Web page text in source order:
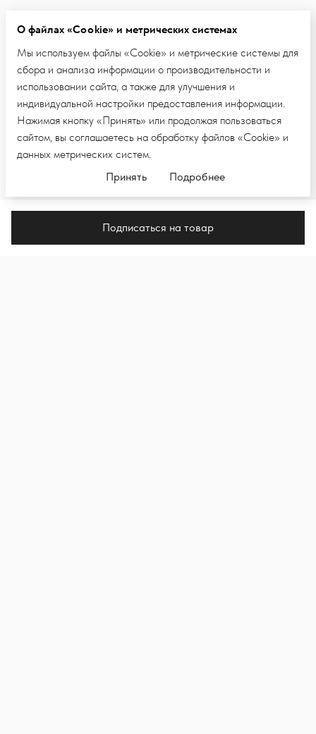
Подписаться на товар
О файлах «Cookie» и метрических системах
Мы используем файлы «Cookie» и метрические системы для
сбора и анализа информации о производительности и
использовании сайта, а также для улучшения и
индивидуальной настройки предоставления информации.
Нажимая кнопку «Принять» или продолжая пользоваться
сайтом, вы соглашаетесь на обработку файлов «Cookie» и
данных метрических систем.
Принять
Подробнее